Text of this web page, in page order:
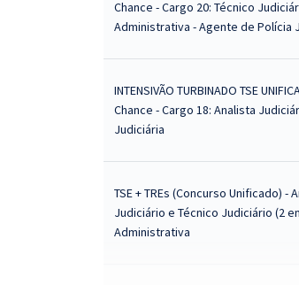
Chance - Cargo 20: Técnico
Administrativa - Agente de Polícia
INTENSIVÃO TURBINADO TSE
Chance - Cargo 18: Analista
Judiciária
TSE + TREs (Concurso Unificado) -
Judiciário e Técnico Judiciário (2
Administrativa